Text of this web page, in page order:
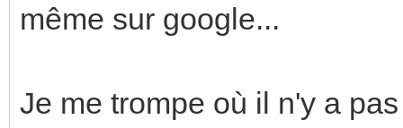
même sur google...
Je me trompe où il n'y a